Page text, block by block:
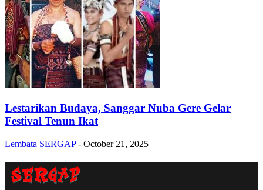
Lestarikan Budaya, Sanggar Nuba Gere Gelar
Festival Tenun Ikat
Lembata SERGAP - October 21, 2025